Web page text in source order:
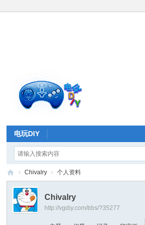
电玩DIY
电
玩
› Chivalry › 个人资料
Chivalry
http://vgdiy.com/bbs/?35277